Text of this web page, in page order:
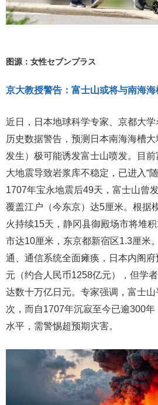
图源：女性セブンプラス
京大教授警告：富士山或将与南海
近日，日本地球科学专家、京都大
历史数据警告，预测日本南海海槽
发生）极可能诱发富士山喷发。目
大地震导致岩浆库不稳定，已进入“
1707年宝永地震后49天，富士山曾
覆盖江户（今东京）达5厘米。根据
火持续15天，静冈县御殿场市将堆
市达10厘米，东京都新宿区1.3厘米
通、通信系统全面瘫痪，日本内阁府
元（约合人民币1258亿元），但学
达数十万亿日元。专家强调，富士
次，而自1707年沉寂至今已逾300
水平，需警惕超预期灾害。